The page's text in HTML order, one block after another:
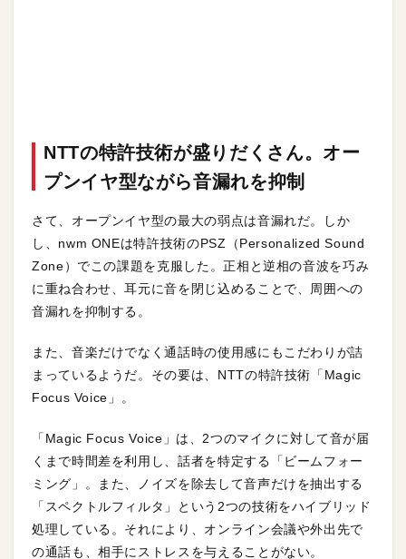
NTTの特許技術が盛りだくさん。オー
プンイヤ型ながら音漏れを抑制
さて、オープンイヤ型の最大の弱点は音漏れだ。しか
し、nwm ONEは特許技術のPSZ（Personalized Sound
Zone）でこの課題を克服した。正相と逆相の音波を巧み
に重ね合わせ、耳元に音を閉じ込めることで、周囲への
音漏れを抑制する。
また、音楽だけでなく通話時の使用感にもこだわりが詰
まっているようだ。その要は、NTTの特許技術「Magic
Focus Voice」。
「Magic Focus Voice」は、2つのマイクに対して音が届
くまで時間差を利用し、話者を特定する「ビームフォー
ミング」。また、ノイズを除去して音声だけを抽出する
「スペクトルフィルタ」という2つの技術をハイブリッド
処理している。それにより、オンライン会議や外出先で
の通話も、相手にストレスを与えることがない。